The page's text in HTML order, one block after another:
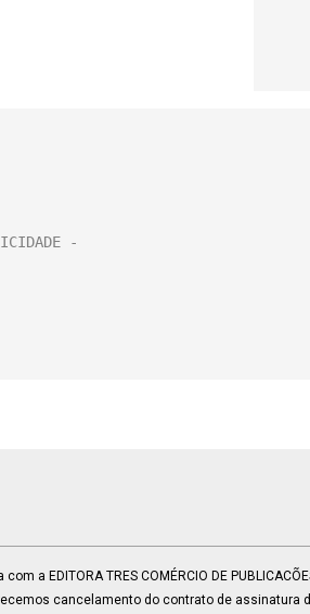
a EDITORA TRES COMÉRCIO DE
cancelamento do contrato de assinatura